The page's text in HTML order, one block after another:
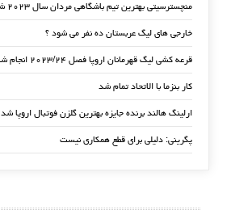
منچسترسیتی بهترین تیم باشگاهی مردان سال ۲۰۲۳ شد
خارجی های لیگ عربستان ده نفر می شود ؟
قرعه کشی لیگ قهرمانان اروپا فصل ۲۰۲۳/۲۴ انجام شد
کار بنزما با الاتحاد تمام شد
ارلینگ هالند برنده جایزه بهترین گلزن فوتبال اروپا شد
پگرینی: دلیلی برای قطع همکاری نیست